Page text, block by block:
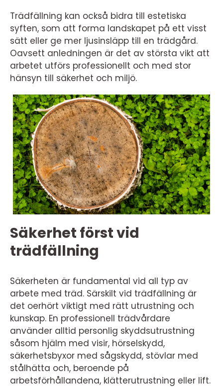
Trädfällning kan också bidra till estetiska
syften, som att forma landskapet på ett visst
sätt eller ge mer ljusinsläpp till en trädgård.
Oavsett anledningen är det av största vikt att
arbetet utförs professionellt och med stor
hänsyn till säkerhet och miljö.
Säkerhet först vid
trädfällning
Säkerheten är fundamental vid all typ av
arbete med träd. Särskilt vid trädfällning är
det oerhört viktigt med rätt utrustning och
kunskap. En professionell trädvårdare
använder alltid personlig skyddsutrustning
såsom hjälm med visir, hörselskydd,
säkerhetsbyxor med sågskydd, stövlar med
stålhätta och, beroende på
arbetsförhållandena, klätterutrustning eller lift.